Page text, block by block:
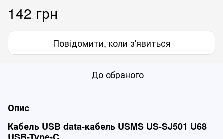
142 грн
Повідомити, коли з'явиться
До обраного
Опис
Кабель USB data-кабель USMS US-SJ501 U68